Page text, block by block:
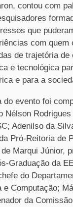
contou com
que
com quem
de trajetória de
e tecnológica
e para a
do evento foi
Nélson
Adenilso da
Pró-Reitoria de
Marqui Júnior,
Graduação da
do
e Computação;
da Comissão